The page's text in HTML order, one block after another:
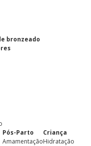
bronzeado
Pós-Parto
Amamentação
Criança
Hidratação